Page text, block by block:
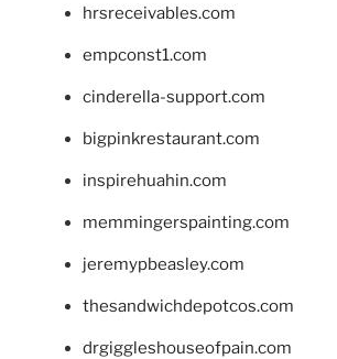
hrsreceivables.com
empconst1.com
cinderella-support.com
bigpinkrestaurant.com
inspirehuahin.com
memmingerspainting.com
jeremypbeasley.com
thesandwichdepotcos.com
drgiggleshouseofpain.com